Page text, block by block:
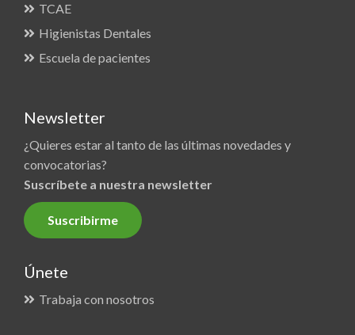
TCAE
Higienistas Dentales
Escuela de pacientes
Newsletter
¿Quieres estar al tanto de las últimas novedades y
convocatorias?
Suscríbete a nuestra newsletter
Suscribirme
Únete
Trabaja con nosotros